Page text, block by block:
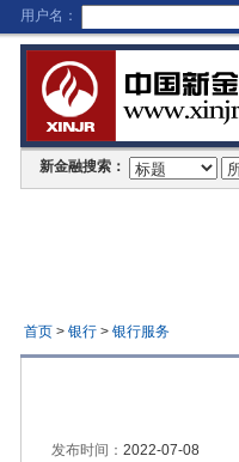
用户名：
新金融搜索：
首页> 银行> 银行服务
发布时间： 2022-07-08